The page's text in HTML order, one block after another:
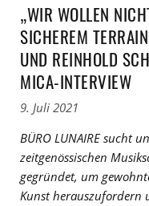
„WIR WOLLEN
SICHEREM
UND REINHOLD
MICA-INTERVIEW
9. Juli 2021
BÜRO LUNAIRE sucht
zeitgenössischen
gegründet, um
Kunst herauszufordern